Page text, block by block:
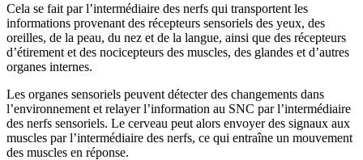
Cela se fait par l’intermédiaire des nerfs qui transportent les
informations provenant des récepteurs sensoriels des yeux, des
oreilles, de la peau, du nez et de la langue, ainsi que des récepteurs
d’étirement et des nocicepteurs des muscles, des glandes et d’autres
organes internes.
Les organes sensoriels peuvent détecter des changements dans
l’environnement et relayer l’information au SNC par l’intermédiaire
des nerfs sensoriels. Le cerveau peut alors envoyer des signaux aux
muscles par l’intermédiaire des nerfs, ce qui entraîne un mouvement
des muscles en réponse.